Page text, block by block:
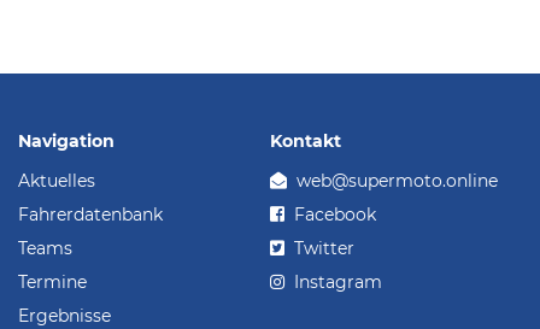
Navigation
Aktuelles
Fahrerdatenbank
Teams
Termine
Ergebnisse
Kontakt
web@supermoto.online
Facebook
Twitter
Instagram